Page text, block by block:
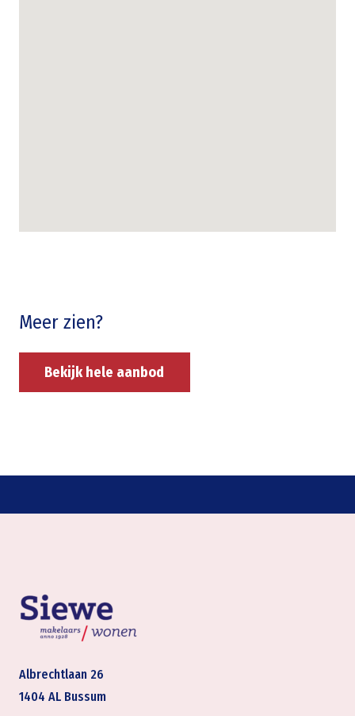
Meer zien?
Bekijk hele aanbod
Albrechtlaan 26
1404 AL Bussum